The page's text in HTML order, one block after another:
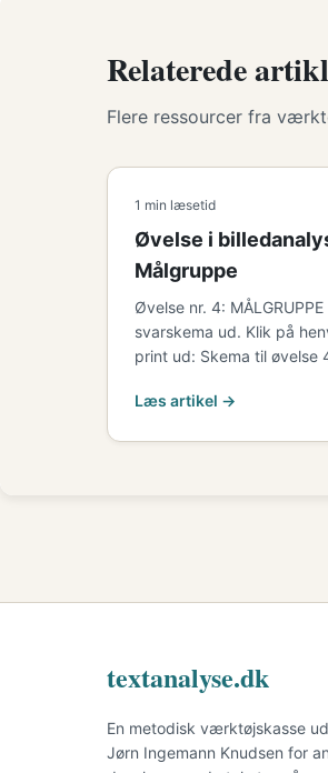
Relaterede
Flere ressourcer fra
1 min læsetid
Øvelse i
Målgruppe
Øvelse nr. 4:
svarskema ud. Klik på
print ud: Skema til øvelse
Læs artikel →
textanalyse.dk
En metodisk værktøjskasse
Jørn Ingemann Knudsen for